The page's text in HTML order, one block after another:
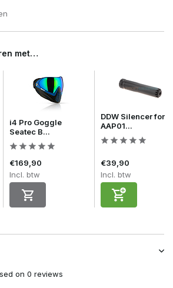
met…
i4 Pro Goggle
Seatec B...
€169,90
Incl. btw
DDW Silencer for
AAP01...
€39,90
Incl. btw
on 0 reviews